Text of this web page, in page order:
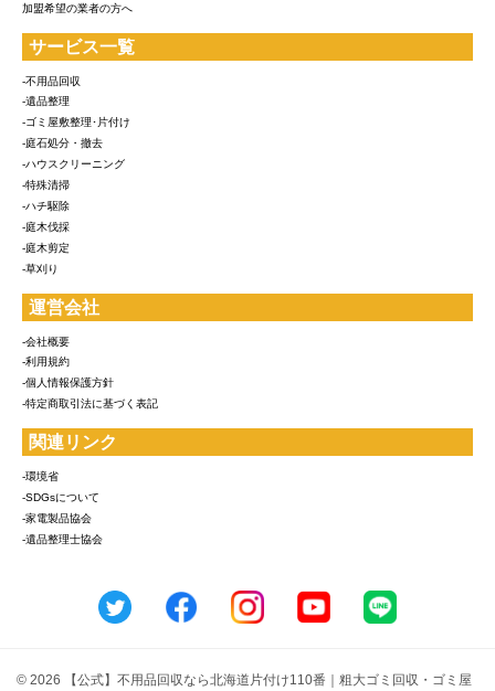
加盟希望の業者の方へ
サービス一覧
-不用品回収
-遺品整理
-ゴミ屋敷整理･片付け
-庭石処分・撤去
-ハウスクリーニング
-特殊清掃
-ハチ駆除
-庭木伐採
-庭木剪定
-草刈り
運営会社
-会社概要
-利用規約
-個人情報保護方針
-特定商取引法に基づく表記
関連リンク
-環境省
-SDGsについて
-家電製品協会
-遺品整理士協会
© 2026 【公式】不用品回収なら北海道片付け110番｜粗大ゴミ回収・ゴミ屋